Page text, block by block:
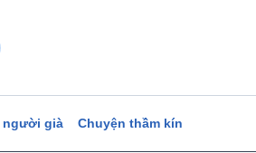
người già Chuyện thầm kín